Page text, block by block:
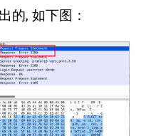
的, 如下图：